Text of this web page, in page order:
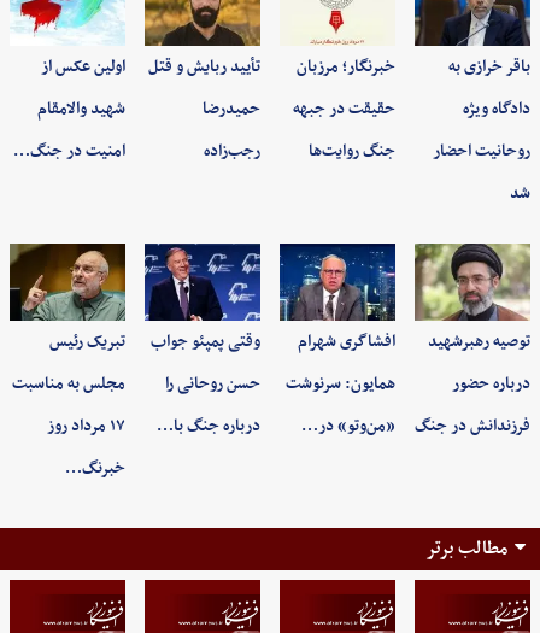
باقر خرازی به
دادگاه ویژه
روحانیت احضار
شد
خبرنگار؛ مرزبان
حقیقت در جبهه
جنگ روایت‌ها
تأیید ربایش و قتل
حمیدرضا
رجب‌زاده
اولین عکس از
شهید والامقام
امنیت در جنگ…
توصیه رهبرشهید
درباره حضور
فرزندانش در جنگ
افشاگری شهرام
همایون: سرنوشت
«من‌وتو» در…
وقتی پمپئو جواب
حسن روحانی را
درباره جنگ با…
تبریک رئیس
مجلس به مناسبت
۱۷ مرداد روز
خبرنگ…
مطالب برتر